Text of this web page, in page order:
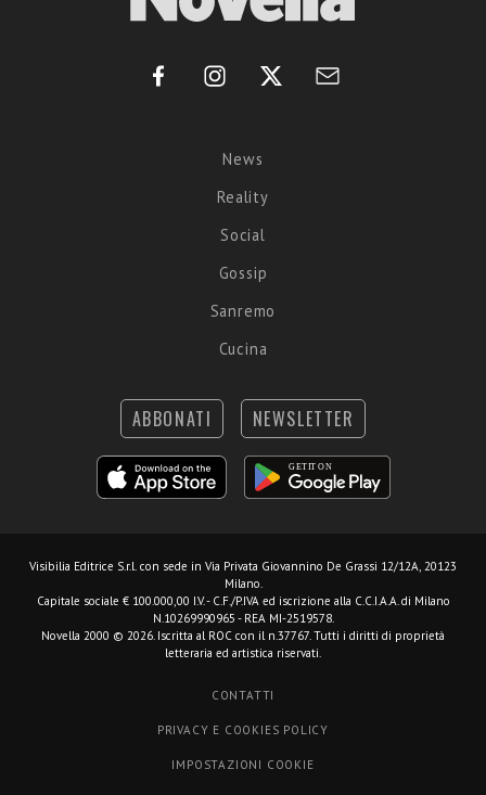
News
Reality
Social
Gossip
Sanremo
Cucina
ABBONATI NEWSLETTER
Visibilia Editrice S.r.l. con sede in Via Privata Giovannino De Grassi 12/12A, 20123
Milano.
Capitale sociale € 100.000,00 I.V. - C.F./P.IVA ed iscrizione alla C.C.I.A.A. di Milano
N.10269990965 - REA MI-2519578.
Novella 2000 © 2026. Iscritta al ROC con il n.37767. Tutti i diritti di proprietà
letteraria ed artistica riservati.
CONTATTI
PRIVACY E COOKIES POLICY
IMPOSTAZIONI COOKIE